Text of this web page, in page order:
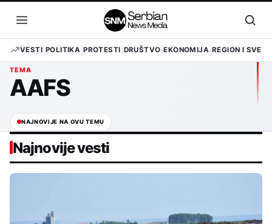
sadržaj
Otvori
meni
VESTI POLITIKA PROTESTI DRUŠTVO EKONOMIJA REGION I SVET
TEMA
AAFS
NAJNOVIJE NA OVU TEMU
Najnovije vesti